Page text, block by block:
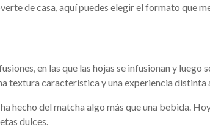
de casa, aquí puedes elegir el formato que
en las que las hojas se infusionan y luego
textura característica y una experiencia distinta
hecho del matcha algo más que una bebida.
dulces.